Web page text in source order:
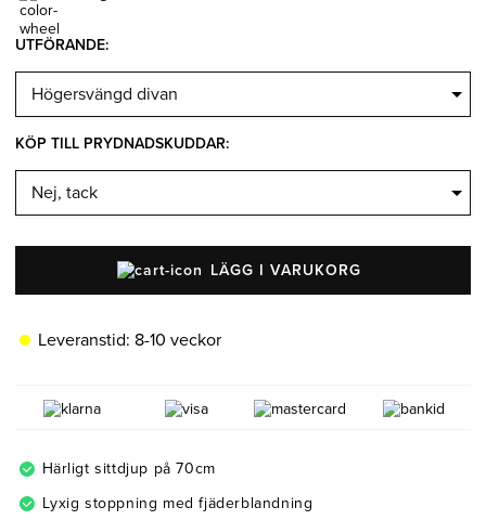
Belysning
Soffbord
UTFÖRANDE:
KÖP TILL PRYDNADSKUDDAR:
LÄGG I VARUKORG
Leveranstid: 8-10 veckor
Härligt sittdjup på 70cm
Lyxig stoppning med fjäderblandning